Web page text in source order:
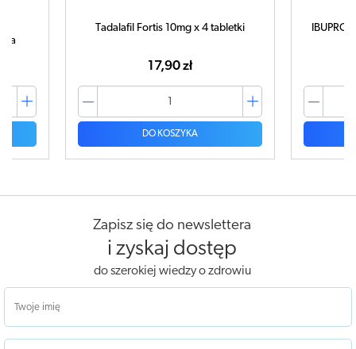
Tadalafil Fortis 10mg x 4 tabletki
17,90 zł
DO KOSZYKA
Zapisz się do newslettera
i zyskaj dostęp
do szerokiej wiedzy o zdrowiu